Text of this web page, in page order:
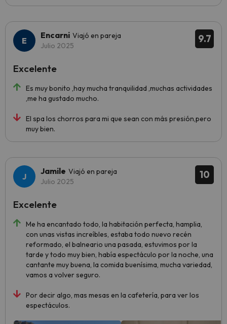
9.7
Encarni Viajó en pareja
Julio 2025
Es muy bonito ,hay mucha tranquilidad ,muchas actividades
,me ha gustado mucho.
El spa los chorros para mi que sean con más presión,pero
muy bien.
Excelente
10
Jamile Viajó en pareja
Julio 2025
Me ha encantado todo, la habitación perfecta, hamplia,
con unas vistas increíbles, estaba todo nuevo recén
reformado, el balneario una pasada, estuvimos por la
tarde y todo muy bien, había espectáculo por la noche, una
cantante muy buena, la comida buenísima, mucha variedad,
vamos a volver seguro.
Por decir algo, mas mesas en la cafetería, para ver los
espectáculos.
Excelente